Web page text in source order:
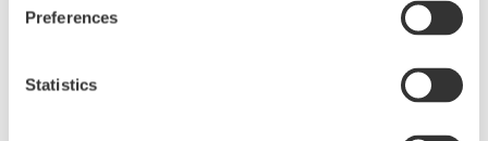
Preferences
Statistics
toeleveranciers procesinnovaties kunnen testen,
samenwerking tussen deelnemers draagvlak leveren voor
mogelijke projectontwikkeling in het kader van calls binnen